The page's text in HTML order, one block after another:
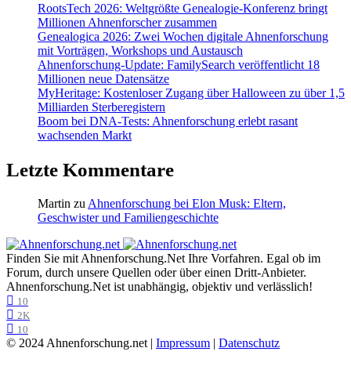
RootsTech 2026: Weltgrößte Genealogie-Konferenz bringt
Millionen Ahnenforscher zusammen
Genealogica 2026: Zwei Wochen digitale Ahnenforschung
mit Vorträgen, Workshops und Austausch
Ahnenforschung-Update: FamilySearch veröffentlicht 18
Millionen neue Datensätze
MyHeritage: Kostenloser Zugang über Halloween zu über 1,5
Milliarden Sterberegistern
Boom bei DNA-Tests: Ahnenforschung erlebt rasant
wachsenden Markt
Letzte Kommentare
Martin zu Ahnenforschung bei Elon Musk: Eltern,
Geschwister und Familiengeschichte
Finden Sie mit Ahnenforschung.Net Ihre Vorfahren. Egal ob im
Forum, durch unsere Quellen oder über einen Dritt-Anbieter.
Ahnenforschung.Net ist unabhängig, objektiv und verlässlich!
10
2K
10
© 2024 Ahnenforschung.net | Impressum | Datenschutz